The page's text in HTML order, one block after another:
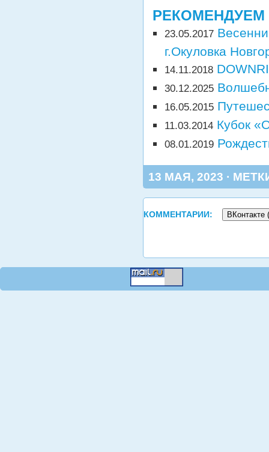
23.05.2017
г.Окуловка
14.11.2018
30.12.2025
16.05.2015
11.03.2014 Кубок
08.01.2019
13 МАЯ, 2023 ·
КОММЕНТАРИИ: ВКонтакте (